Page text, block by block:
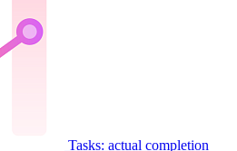
Tasks: actual completion